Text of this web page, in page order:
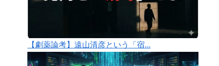
【劇薬論考】遠山清彦という「宿...